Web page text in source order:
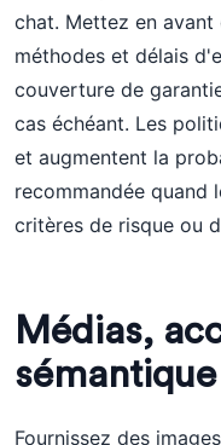
chat. Mettez en
méthodes et délais
couverture de
cas échéant. Les
et augmentent la
recommandée quand
critères de risque ou
Médias,
Fournissez des